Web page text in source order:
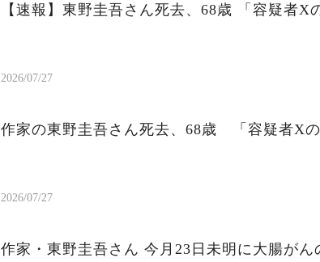
【速報】東野圭吾さん死去、68歳 「容疑者X
2026/07/27
作家の東野圭吾さん死去、68歳 「容疑者Xの
2026/07/27
作家・東野圭吾さん 今月23日未明に大腸がん